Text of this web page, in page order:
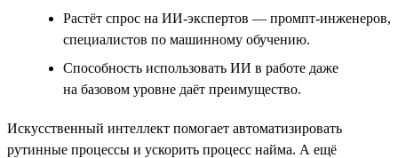
Растёт спрос на ИИ-экспертов — промпт-инженеров,
специалистов по машинному обучению.
Способность использовать ИИ в работе даже
на базовом уровне даёт преимущество.
Искусственный интеллект помогает автоматизировать
рутинные процессы и ускорить процесс найма. А ещё